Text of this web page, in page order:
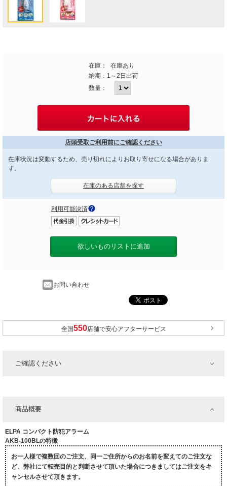
在庫：
在庫あり
納期： 1～2日出荷
数量：
店頭受取ご利用前にご確認ください
在庫状況は変動するため、売り切れによりお取り寄せになる場合がありま
す。
在庫のある店舗を探す
利用可能決済
欲しいものリストに追加
お問い合わせ
全国 店舗で安心アフターサービス
ご確認ください
商品概要
ELPA コンパクト防犯アラーム
AKB-100BLの特徴
お一人様で複数回のご注文、同一ご住所からのお名前を変えてのご注文な
ど、弊社にて転売目的と判断させて頂いた場合につきましてはご注文をキ
ャンセルさせて頂きます。